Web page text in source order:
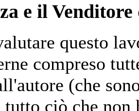
e il
questo
compreso
(che
ciò che non